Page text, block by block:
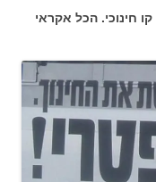
חינוכי. הכל אקראי